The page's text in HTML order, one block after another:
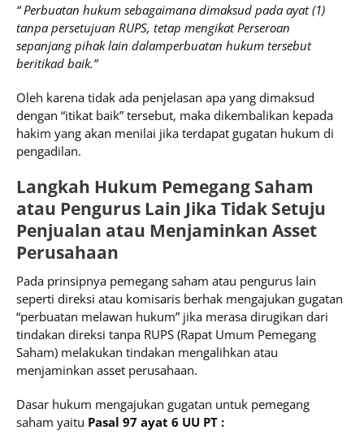
“ Perbuatan hukum sebagaimana dimaksud pada ayat (1)
tanpa persetujuan RUPS, tetap mengikat Perseroan
sepanjang pihak lain dalamperbuatan hukum tersebut
beritikad baik.”
Oleh karena tidak ada penjelasan apa yang dimaksud
dengan “itikat baik” tersebut, maka dikembalikan kepada
hakim yang akan menilai jika terdapat gugatan hukum di
pengadilan.
Langkah Hukum Pemegang Saham
atau Pengurus Lain Jika Tidak Setuju
Penjualan atau Menjaminkan Asset
Perusahaan
Pada prinsipnya pemegang saham atau pengurus lain
seperti direksi atau komisaris berhak mengajukan gugatan
“perbuatan melawan hukum” jika merasa dirugikan dari
tindakan direksi tanpa RUPS (Rapat Umum Pemegang
Saham) melakukan tindakan mengalihkan atau
menjaminkan asset perusahaan.
Dasar hukum mengajukan gugatan untuk pemegang
saham yaitu Pasal 97 ayat 6 UU PT :